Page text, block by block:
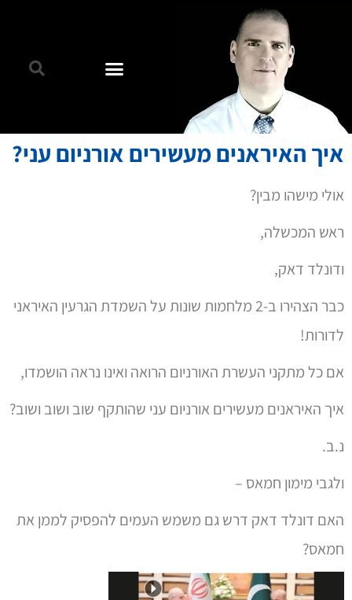
איך האיראנים מעשירים אורניום עני?
אולי מישהו מבין?
ראש המכשלה,
ודונלד דאק,
כבר הצהירו ב-2 מלחמות שונות על השמדת הגרעין האיראני
לדורות!
אם כל מתקני העשרת האורניום הרואה ואינו נראה הושמדו,
איך האיראנים מעשירים אורניום עני שהותקף שוב ושוב ושוב?
נ.ב.
ולגבי מימון חמאס –
האם דונלד דאק דרש גם משמש העמים להפסיק לממן את
חמאס?